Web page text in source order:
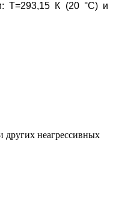
Т=293,15 К (20 °С) и
других неагрессивных